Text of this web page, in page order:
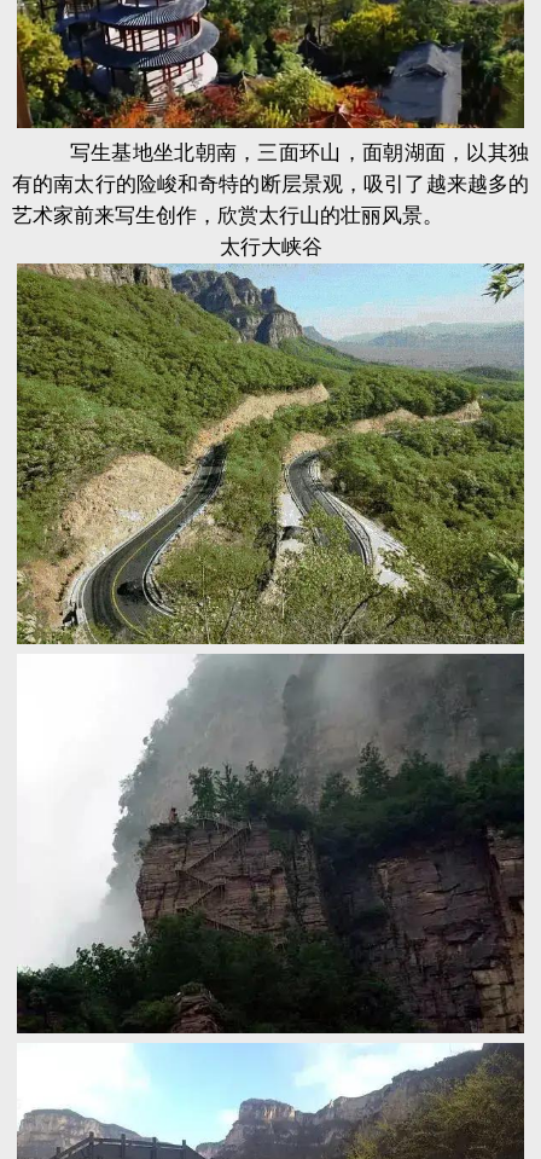
写生基地坐北朝南，三面环山，面朝湖面，以其独
有的南太行的险峻和奇特的断层景观，吸引了越来越多的
艺术家前来写生创作，欣赏太行山的壮丽风景。
太行大峡谷